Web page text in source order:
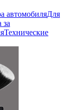
автомобиляДля
за
Технические